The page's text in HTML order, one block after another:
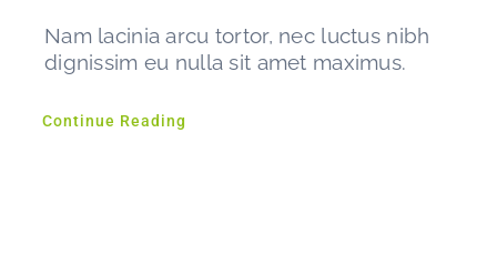
Nam lacinia arcu tortor, nec luctus nibh
dignissim eu nulla sit amet maximus.
Continue Reading